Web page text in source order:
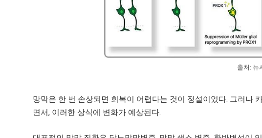
출처: 뉴
망막은 한 번 손상되면 회복이 어렵다는 것이 정설이었다. 그러나
면서, 이러한 상식에 변화가 예상된다.